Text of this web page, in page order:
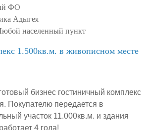
ФО
Адыгея
населенный пункт
1.500кв.м. в живописном месте
бизнес гостиничный комплекс
Покупателю передается в
участок 11.000кв.м. и здания
4 года!